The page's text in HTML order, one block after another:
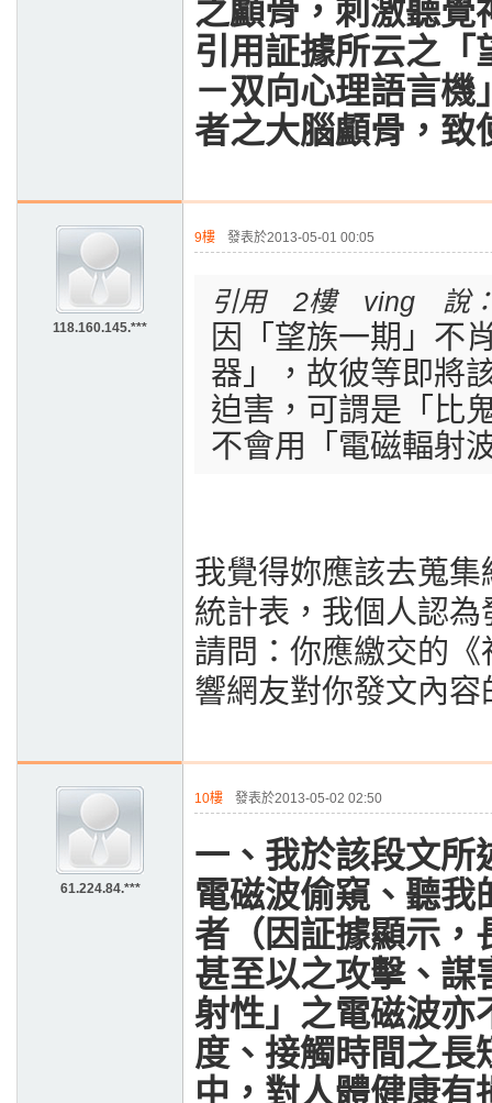
之顱骨，刺激聽覺
引用証據所云之「
－双向心理語言
者之大腦顱骨，致
118.160.145.***
9樓 發表於2013-05-01 00:05
引用 2樓 ving 說
因「望族一期」不
器」，故彼等即將
迫害，可謂是「比
不會用「電磁輻射
我覺得妳應該去蒐
統計表，我個人認
請問：你應繳交的
響網友對你發文內容
61.224.84.***
10樓 發表於2013-05-02 02:50
一、我於該段文所
電磁波偷窺、聽我
者（因証據顯示，
甚至以之攻擊、謀
射性」之電磁波亦
度、接觸時間之長
中，對人體健康有